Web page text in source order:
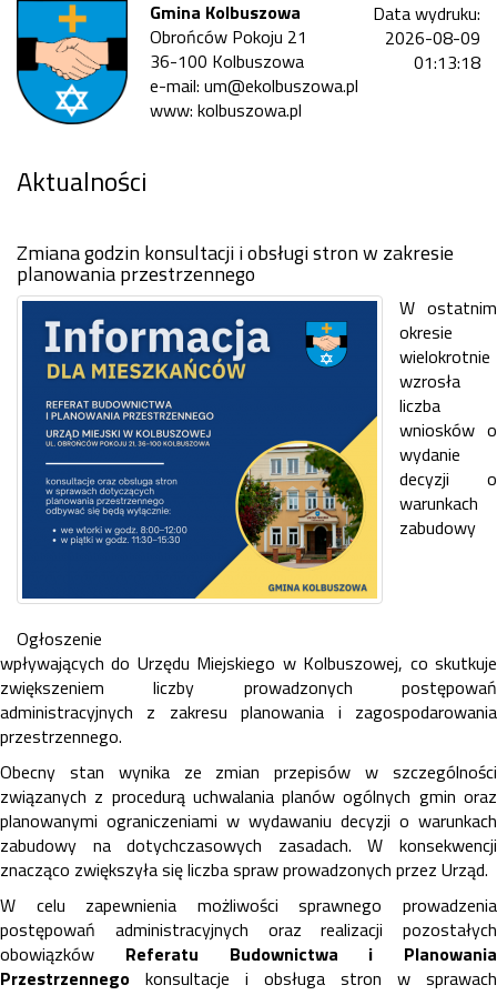
Gmina Kolbuszowa
Obrońców Pokoju 21
36-100 Kolbuszowa
e-mail: um@ekolbuszowa.pl
www: kolbuszowa.pl
Data wydruku:
2026-08-09
01:13:18
Aktualności
Zmiana godzin konsultacji i obsługi stron w zakresie
planowania przestrzennego
Ogłoszenie
W ostatnim
okresie
wielokrotnie
wzrosła
liczba
wniosków o
wydanie
decyzji o
warunkach
zabudowy
wpływających do Urzędu Miejskiego w Kolbuszowej, co skutkuje
zwiększeniem liczby prowadzonych postępowań
administracyjnych z zakresu planowania i zagospodarowania
przestrzennego.
Obecny stan wynika ze zmian przepisów w szczególności
związanych z procedurą uchwalania planów ogólnych gmin oraz
planowanymi ograniczeniami w wydawaniu decyzji o warunkach
zabudowy na dotychczasowych zasadach. W konsekwencji
znacząco zwiększyła się liczba spraw prowadzonych przez Urząd.
W celu zapewnienia możliwości sprawnego prowadzenia
postępowań administracyjnych oraz realizacji pozostałych
obowiązków Referatu Budownictwa i Planowania
Przestrzennego konsultacje i obsługa stron w sprawach